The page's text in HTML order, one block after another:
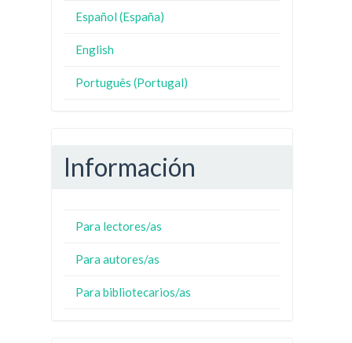
Español (España)
English
Português (Portugal)
Información
Para lectores/as
Para autores/as
Para bibliotecarios/as